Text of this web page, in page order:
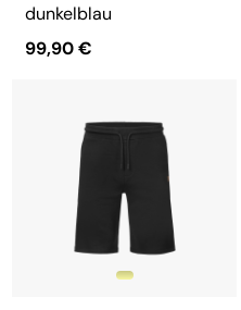
dunkelblau
99,90 €